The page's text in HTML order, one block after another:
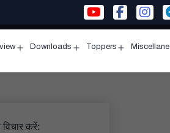
menu
Downloads
menu
Toppers
menu
करें: